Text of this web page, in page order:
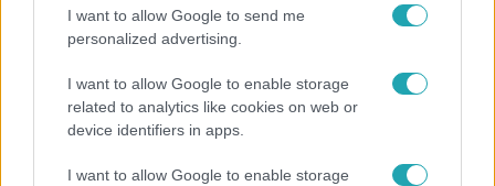
I want to allow Google to send me
personalized advertising.
I want to allow Google to enable storage
related to analytics like cookies on web or
device identifiers in apps.
I want to allow Google to enable storage
Mbappé összesen hat gólban volt benne.